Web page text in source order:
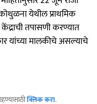
येथील प्राथमिक
तपासणी करण्यात
यांच्या मालकीचे असल्याचे
क्लिक करा.